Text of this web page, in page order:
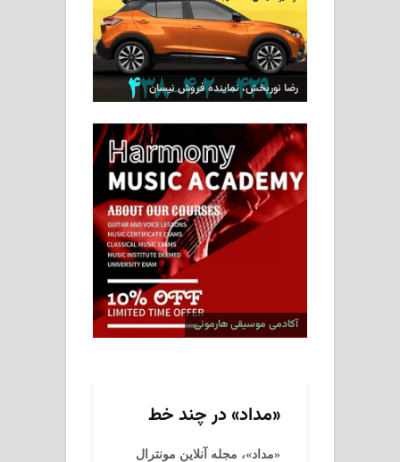
رضا نوربخش، نماینده فروش نیسان
آکادمی موسیقی هارمونی
«مداد» در چند خط
«مداد»، مجله آنلاین مونترال